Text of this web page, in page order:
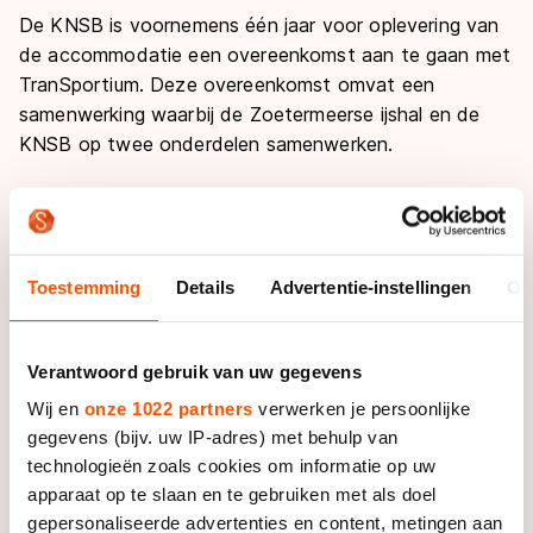
Toestemming Details Advertentie-instellingen
Verantwoord gebruik van uw gegevens
Wij en onze 1022 partners verwerken je persoonlijke
gegevens (bijv. uw IP-adres) met behulp van
technologieën zoals cookies om informatie op uw
apparaat op te slaan en te gebruiken met als doel
gepersonaliseerde advertenties en content, metingen aan
De KNSB is voornemens één jaar voor oplevering van
de accommodatie een overeenkomst aan te gaan met
TranSportium. Deze overeenkomst omvat een
samenwerking waarbij de Zoetermeerse ijshal en de
KNSB op twee onderdelen samenwerken.
Allereerst is de intentie dat TranSportium onderdeel
wordt van de regionale talentencentra (RTC) structuur
van de KNSB. Daarnaast is het voornemen dat het
een van de evenementenlocaties wordt van door de
KNSB georganiseerde schaatsevenementen. Het
2019/2020 operationeel zijn.
Paul Sanders, algemeen directeur KNSB: “We juichen
de komst van het TranSportium toe. Zuid-Holland is
één van onze grootste gewesten als het gaat om